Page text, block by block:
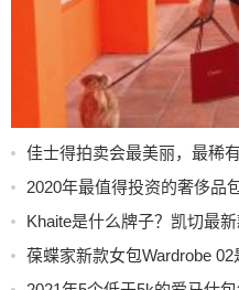
佳士得拍卖会最美丽，最稀
2020年最值得投资的奢侈品
Khaite是什么牌子？凯切最
葆蝶家新款女包Wardrobe